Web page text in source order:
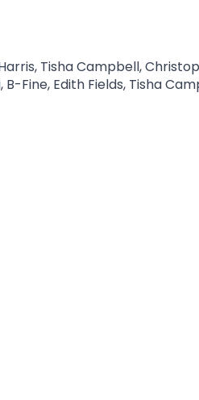
Tisha Campbell,
B-Fine, Edith Fields, Tisha